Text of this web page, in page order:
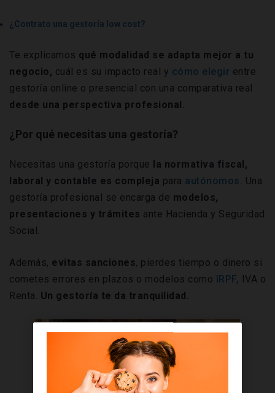
¿Contrato una gestoría low cost?
Te explicamos qué modalidad se adapta mejor a tu
negocio, cuál es su impacto real y cómo elegir entre
gestoría online o presencial con una comparativa real
desde una perspectiva profesional.
¿Por qué necesitas una gestoría?
Necesitas una gestoría porque la normativa fiscal,
laboral y contable es compleja para autónomos. Una
gestoría profesional se encarga de modelos,
presentaciones y trámites ante Hacienda y Seguridad
Social.
Además, evitas sanciones, pierdes tiempo o dinero si
cometes errores en plazos o modelos como
IRPF, IVA o
Renta. Un gestoría te da tranquilidad.